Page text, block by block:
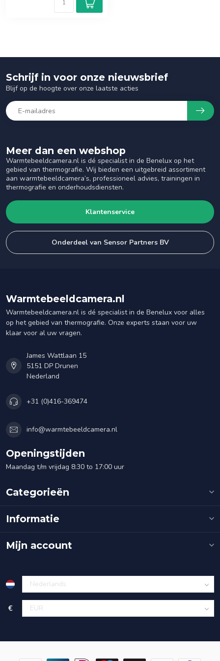
Meer dan een webshop
Warmtebeeldcamera.nl is dé specialist in de Benelux op het
gebied van thermografie. Wij bieden een uitgebreid assortiment
aan warmtebeeldcamera’s, professioneel advies, trainingen in
thermografie en onderhoudsdiensten.
Klantenservice
Onderdeel van Sensor Partners BV
Schrijf in voor onze nieuwsbrief
Blijf op de hoogte over onze laatste acties
Warmtebeeldcamera.nl
Warmtebeeldcamera.nl is dé specialist in de Benelux voor alles
op het gebied van thermografie. Onze experts staan voor uw
klaar voor al uw vragen.
James Wattlaan 15
5151 DP Drunen
Nederland
+31 (0)416-369474
info@warmtebeeldcamera.nl
Openingstijden
Maandag t/m vrijdag 8:30 to 17:00 uur
Categorieën
Informatie
Mijn account
€